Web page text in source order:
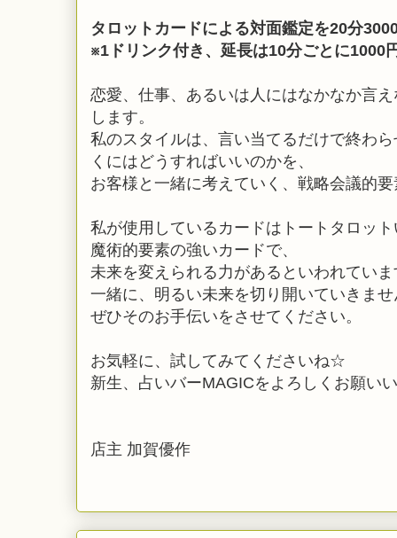
タロットカードによる対面鑑定を20分
※1ドリンク付き、延長は10分ごとに1000
恋愛、仕事、あるいは人にはなかなか言
します。
私のスタイルは、言い当てるだけで終わ
くにはどうすればいいのかを、
お客様と一緒に考えていく、戦略会議的
私が使用しているカードはトートタロッ
魔術的要素の強いカードで、
未来を変えられる力があるといわれていま
一緒に、明るい未来を切り開いていきま
ぜひそのお手伝いをさせてください。
お気軽に、試してみてくださいね☆
新生、占いバーMAGICをよろしくお願い
店主 加賀優作